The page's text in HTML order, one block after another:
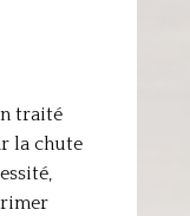
traité
la chute